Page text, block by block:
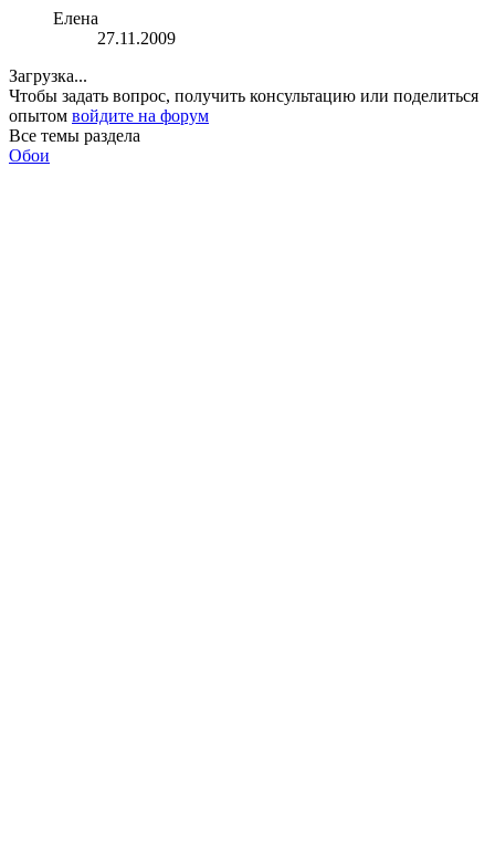
Елена
27.11.2009
Загрузка...
Чтобы задать вопрос, получить консультацию или поделиться
опытом войдите на форум
Все темы раздела
Обои